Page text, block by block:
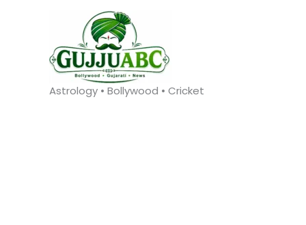
Astrology • Bollywood • Cricket